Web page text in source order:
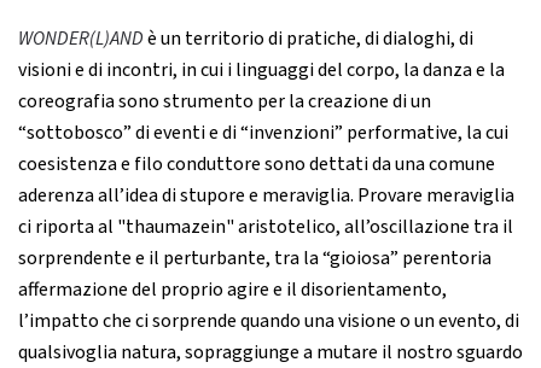
WONDER(L)ANDè un territorio di pratiche, di dialoghi, di
visioni e di incontri, in cui i linguaggi del corpo, la danza e la
coreografia sono strumento per la creazione di un
“sottobosco” di eventi e di “invenzioni” performative, la cui
coesistenza e filo conduttore sono dettati da una comune
aderenza all’idea di stupore e meraviglia. Provare meraviglia
ci riporta al "thaumazein" aristotelico, all’oscillazione tra il
sorprendente e il perturbante, tra la “gioiosa” perentoria
affermazione del proprio agire e il disorientamento,
l’impatto che ci sorprende quando una visione o un evento, di
qualsivoglia natura, sopraggiunge a mutare il nostro sguardo